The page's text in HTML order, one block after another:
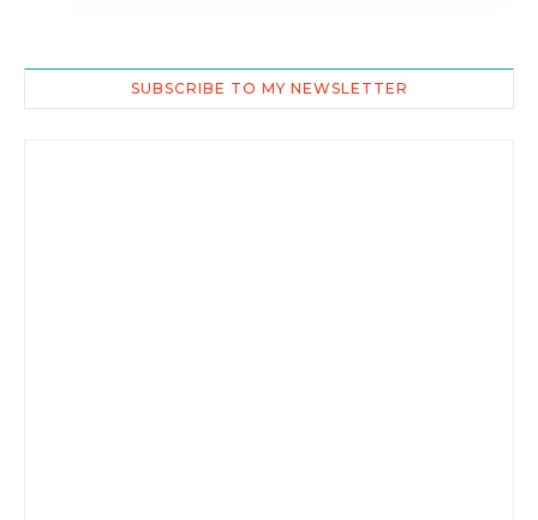
SUBSCRIBE TO MY NEWSLETTER